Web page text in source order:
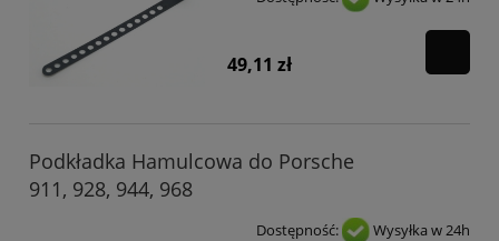
49,11 zł
Podkładka Hamulcowa do Porsche
911, 928, 944, 968
Dostępność: Wysyłka w 24h